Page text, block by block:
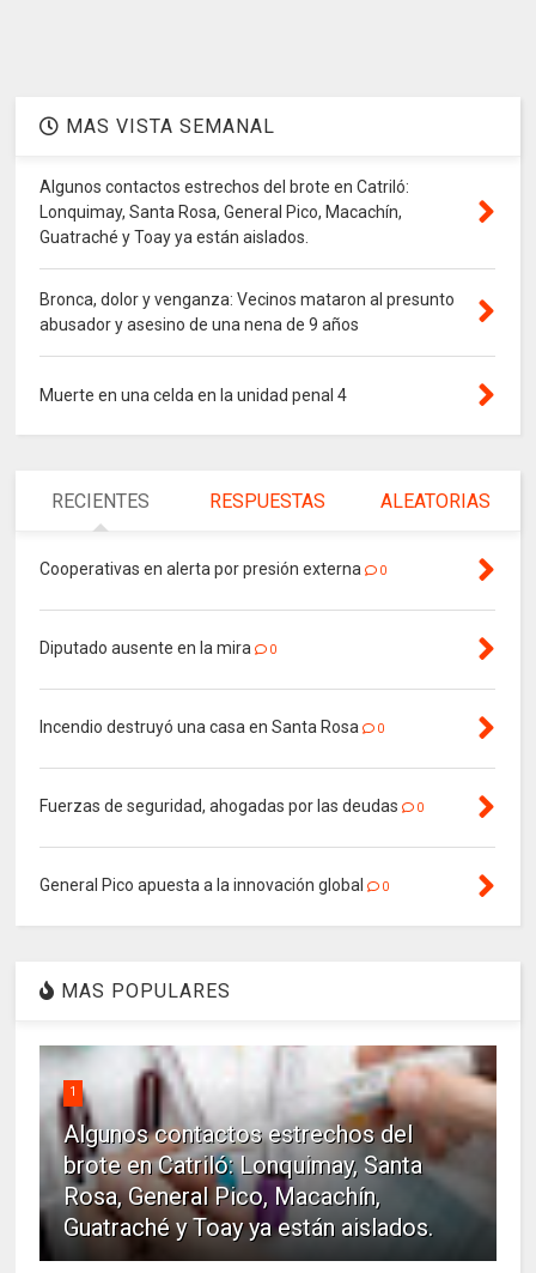
MAS VISTA SEMANAL
Algunos contactos estrechos del brote en Catriló:
Lonquimay, Santa Rosa, General Pico, Macachín,
Guatraché y Toay ya están aislados.
Bronca, dolor y venganza: Vecinos mataron al presunto
abusador y asesino de una nena de 9 años
Muerte en una celda en la unidad penal 4
RECIENTES RESPUESTAS ALEATORIAS
Cooperativas en alerta por presión externa 0
Diputado ausente en la mira 0
Incendio destruyó una casa en Santa Rosa 0
Fuerzas de seguridad, ahogadas por las deudas 0
General Pico apuesta a la innovación global 0
MAS POPULARES
1
Algunos contactos estrechos del
brote en Catriló: Lonquimay, Santa
Rosa, General Pico, Macachín,
Guatraché y Toay ya están aislados.